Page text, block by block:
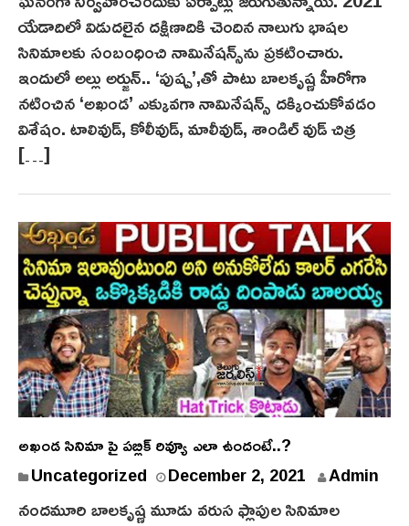
1
7
,
2
0
2
యేడాదిలో విడుదలైన దక్షిణాదికి చెందిన నాలుగు భాషల
సినిమాలకు సంబంధించి నామినేషన్స్‌ను ప్రకటించారు.
ఇందులో అల్లు అర్జున్.. ‘పుష్ప’,తో పాటు బాలకృష్ణ హీరోగా
నటించిన ‘అఖండ’ ఎక్కువగా నామినేషన్స్ దక్కించుకోవడం
విశేషం. టాలివుడ్, కోలీవుడ్, మాలీవుడ్, శాండిల్ వుడ్ చిత్ర
[…]
అఖండ సినిమా పై పబ్లిక్ రివ్యూ ఎలా ఉందంటే..?
Uncategorized
December 2, 2021
c
Admin
నందమూరి బాలకృష్ణ మూడు వరుస ఫ్లాపుల సినిమాల